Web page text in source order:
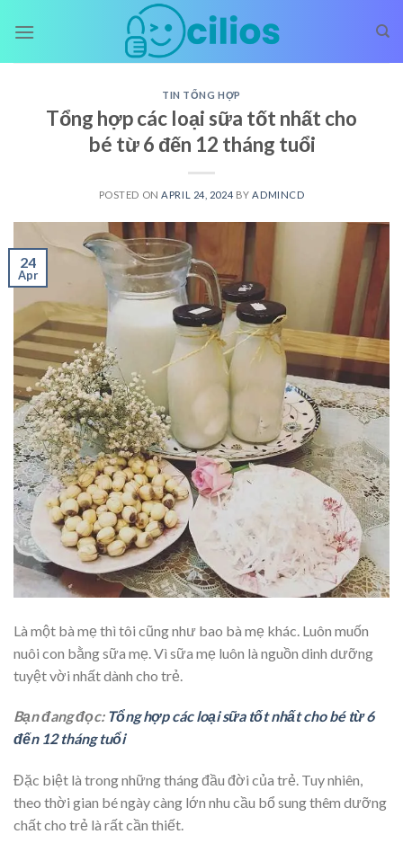
TIN TỔNG HỢP
Tổng hợp các loại sữa tốt nhất cho
bé từ 6 đến 12 tháng tuổi
POSTED ON APRIL 24, 2024 BY ADMINCD
24
Apr
Là một bà mẹ thì tôi cũng như bao bà mẹ khác. Luôn muốn
nuôi con bằng sữa mẹ. Vì sữa mẹ luôn là nguồn dinh dưỡng
tuyệt vời nhất dành cho trẻ.
Bạn đang đọc: Tổng hợp các loại sữa tốt nhất cho bé từ 6
đến 12 tháng tuổi
Đặc biệt là trong những tháng đầu đời của trẻ. Tuy nhiên,
theo thời gian bé ngày càng lớn nhu cầu bổ sung thêm dưỡng
chất cho trẻ là rất cần thiết.